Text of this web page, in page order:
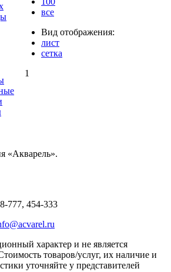
все
Вид отображения:
лист
сетка
1
«Акварель».
777, 454-333
характер и не является
товаров/услуг, их наличие и
уточняйте у представителей